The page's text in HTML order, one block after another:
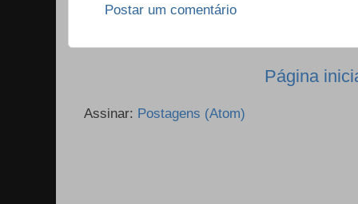
Postar um comentário
Página
Assinar: Postagens (Atom)